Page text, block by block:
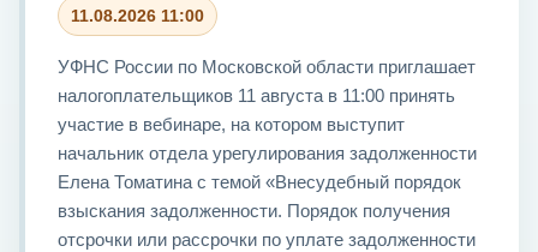
11.08.2026 11:00
УФНС России по Московской области приглашает
налогоплательщиков 11 августа в 11:00 принять
участие в вебинаре, на котором выступит
начальник отдела урегулирования задолженности
Елена Томатина с темой «Внесудебный порядок
взыскания задолженности. Порядок получения
отсрочки или рассрочки по уплате задолженности